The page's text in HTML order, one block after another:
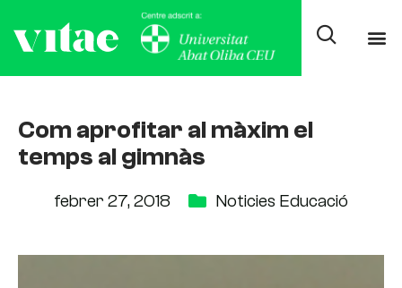
Com aprofitar al màxim el
temps al gimnàs
febrer 27, 2018 Noticies Educació